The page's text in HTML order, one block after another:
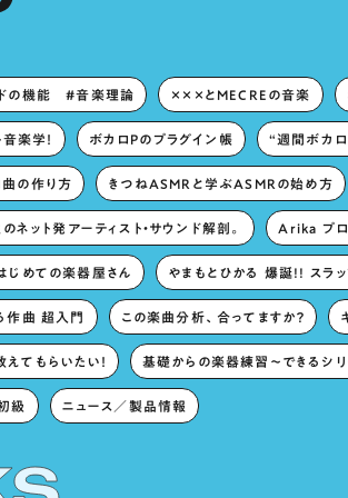
ドの機能 #音楽理論 ×××とMECREの音楽
楽学！ ボカロPのプラグイン帳 “週間ボカロ
の作り方 きつねASMRと学ぶASMRの始め方
ネット発アーティスト・サウンド解剖。 Arika プロ
じめての楽器屋さん やまもとひかる 爆誕!! スラッ
作曲 超入門 この楽曲分析、合ってますか？
てもらいたい！ 基礎からの楽器練習〜できるシ
級 ニュース／製品情報